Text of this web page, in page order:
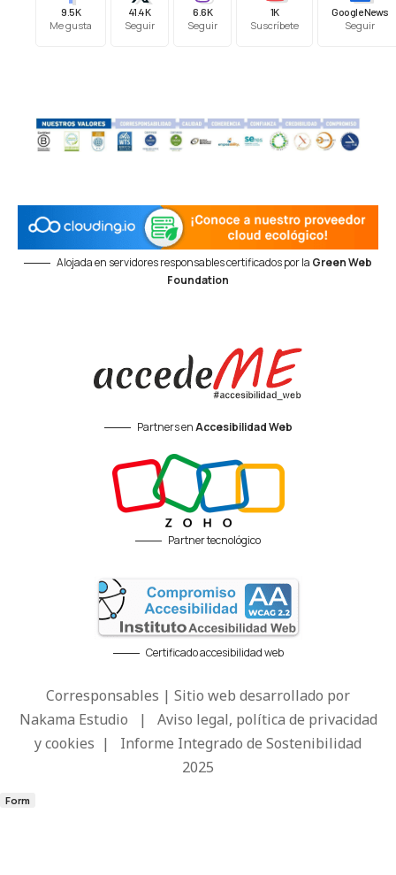
9.5K
Me gusta
41.4K
Seguir
6.6K
Seguir
1K
Suscríbete
Google News
Seguir
Alojada en servidores responsables certificados por la Green Web
Foundation
Partners enAccesibilidad Web
Partner tecnológico
Certificado accesibilidad web
Corresponsables | Sitio web desarrollado por
Nakama Estudio | Aviso legal, política de privacidad
y cookies | Informe Integrado de Sostenibilidad
2025
Form